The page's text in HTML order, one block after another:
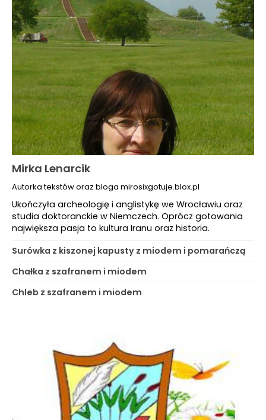
Mirka Lenarcik
Autorka tekstów oraz bloga mirosixgotuje.blox.pl
Ukończyła archeologię i anglistykę we Wrocławiu oraz
studia doktoranckie w Niemczech. Oprócz gotowania
największa pasja to kultura Iranu oraz historia.
Surówka z kiszonej kapusty z miodem i pomarańczą
Chałka z szafranem i miodem
Chleb z szafranem i miodem